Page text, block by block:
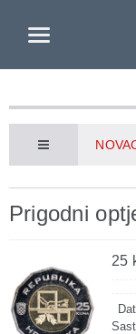
Prigodni
25